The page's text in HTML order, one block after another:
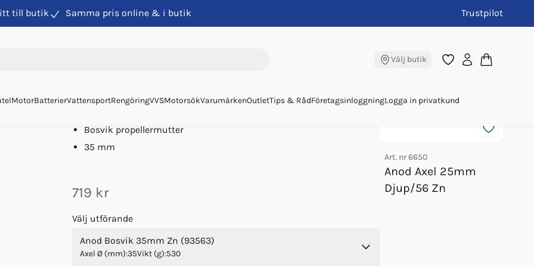
till butik Samma pris online & i butik Trustpilot
Välj butik
MotorBatterierVattensportRengöringVVSMotorsökVarumärkenOutletTips & RådFöretagsinloggningLogga in privatkund
Anod Bosvik 35mm Zn
Bosvik propellermutter
35 mm
719 kr
Välj utförande
Anod Bosvik 35mm Zn (93563)
Axel Ø (mm):35Vikt (g):530
Art. nr6650
Anod Axel 25mm
Djup/56 Zn